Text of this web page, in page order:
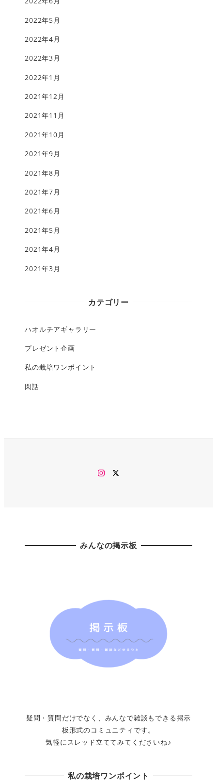
2022年5月
2022年4月
2022年3月
2022年1月
2021年12月
2021年11月
2021年10月
2021年9月
2021年8月
2021年7月
2021年6月
2021年5月
2021年4月
2021年3月
カテゴリー
ハオルチアギャラリー
プレゼント企画
私の栽培ワンポイント
閑話
Instagram
みんなの掲示板
疑問・質問だけでなく、みんなで雑談もできる掲示
板形式のコミュニティです。
気軽にスレッド立ててみてくださいね♪
私の栽培ワンポイント